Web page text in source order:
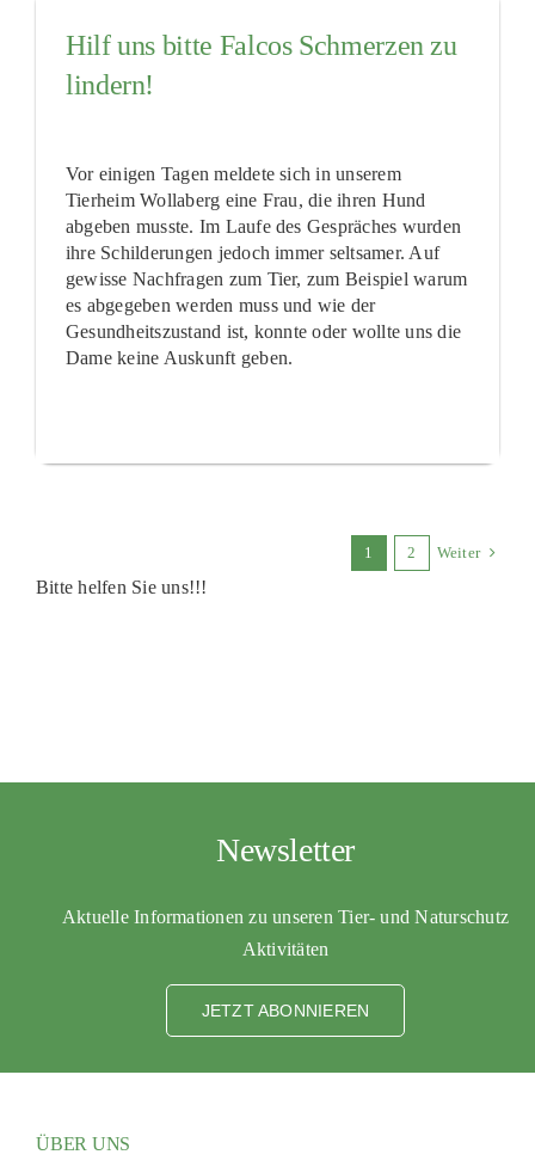
Hilf uns bitte Falcos Schmerzen zu
lindern!
Vor einigen Tagen meldete sich in unserem
Tierheim Wollaberg eine Frau, die ihren Hund
abgeben musste. Im Laufe des Gespräches wurden
ihre Schilderungen jedoch immer seltsamer. Auf
gewisse Nachfragen zum Tier, zum Beispiel warum
es abgegeben werden muss und wie der
Gesundheitszustand ist, konnte oder wollte uns die
Dame keine Auskunft geben.
1 2 Weiter
Bitte helfen Sie uns!!!
Newsletter
Aktuelle Informationen zu unseren Tier- und Naturschutz
Aktivitäten
JETZT ABONNIEREN
ÜBER UNS